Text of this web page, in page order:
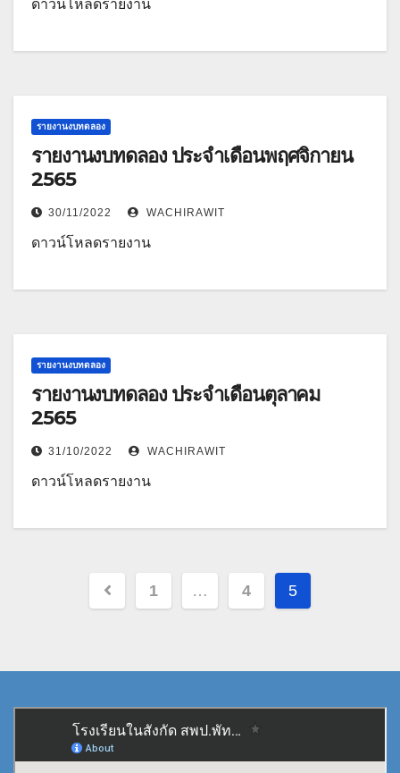
ดาวน์โหลดรายงาน
รายงานงบทดลอง
รายงานงบทดลอง ประจำเดือนพฤศจิกายน
2565
30/11/2022 WACHIRAWIT
ดาวน์โหลดรายงาน
รายงานงบทดลอง
รายงานงบทดลอง ประจำเดือนตุลาคม
2565
31/10/2022 WACHIRAWIT
ดาวน์โหลดรายงาน
Posts
pagination
1 … 4 5